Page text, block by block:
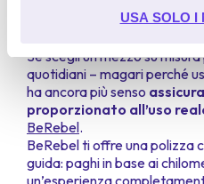
informazioni personali da
USA SOLO I
degli incentivi Ecobonus, è
Se scegli un mezzo su
quotidiani – magari perché
ha ancora più senso
proporzionato all’uso
BeRebel.
BeRebel ti offre una polizza
guida: paghi in base ai